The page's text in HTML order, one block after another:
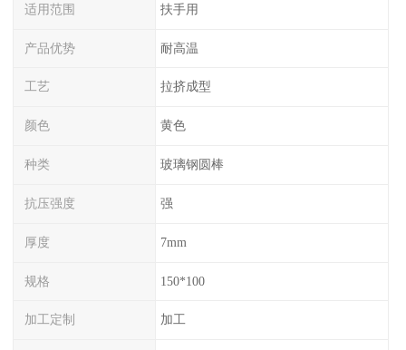
适用范围 扶手用
产品优势 耐高温
工艺 拉挤成型
颜色 黄色
种类 玻璃钢圆棒
抗压强度 强
厚度 7mm
规格 150*100
加工定制 加工